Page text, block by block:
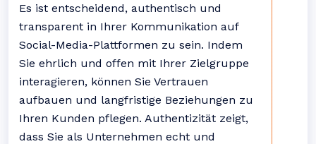
Es ist entscheidend, authentisch und
transparent in Ihrer Kommunikation auf
Social-Media-Plattformen zu sein. Indem
Sie ehrlich und offen mit Ihrer Zielgruppe
interagieren, können Sie Vertrauen
aufbauen und langfristige Beziehungen zu
Ihren Kunden pflegen. Authentizität zeigt,
dass Sie als Unternehmen echt und